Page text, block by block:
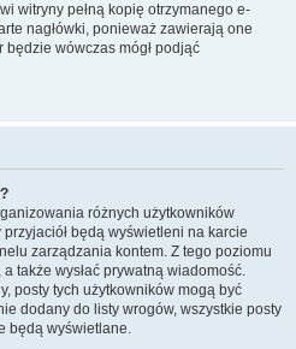
witryny pełną kopię otrzymanego e-
nagłówki, ponieważ zawierają one
wówczas mógł podjąć
różnych użytkowników
będą wyświetleni na karcie
zarządzania kontem. Z tego poziomu
także wysłać prywatną wiadomość.
posty tych użytkowników mogą być
dodany do listy wrogów, wszystkie posty
będą wyświetlane.